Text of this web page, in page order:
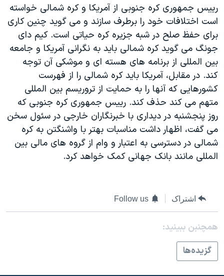
به
جستجو
گزیده‌ها
ویژه برنامه‌ها
ویدیوها
فرهنگ و زندگی
حقوق شهروندی
علم و فناوری
اسرائیل در جنگ
گالری عکس
عملیات خشم حماسی
۲۵۰سالگی آمریکا
بایگانی برنامه‌های تلویزیونی
مستندها
انتخابات ریاست جمهوری آمریکا ۲۰۲۴
حمله جمهوری اسلامی به اسرائیل
رمز مهسا
ورزش زنان در ایران
اعتراضات زن، زندگی، آزادی
دادگاه حمید نوری
چهل سال گروگان‌گیری
قانون شفافیت دارائی کادر رهبری ایران
اعتراضات مردمی آبان ۹۸
پخش رادیویی
یادگیری زبان انگلیسی
دنبال کنید
زبانهای مختلف
رييس جمهوری کره جنوبی از آمريکا و کره شمالی خواسته
است اختلافات خود را برطرف سازند و می گويد چنين کاری
برای حفظ صلح در شبه جزيره کره حياتی است. کيم دای
جونگ می گويد کره شمالی بايد به نگرانی آمريکا و جامعه
بين المللی از برنامه های هسته ای و موشکی آن توجه
کند. در مقابل، آمريکا بايد کره شمالی را از فهرست
کشورهايی که آنها را به حمايت از تروريسم بين المللی
متهم می کند حذف کند. رييس جمهوری کره جنوبی که
روز پنجشنبه در ديداری با خبرنگاران خارجی در سئول سخن
می گفت، اظهار داشت مناسبات بهتر با واشنگتن به کره
شمالی در دسترسی به اعتبار و وام از گروه های مالی بين
المللی مانند بانک جهانی کمک خواهد کرد.
اشتراک Follow us
همچنبن ببینید:
گزيده‌ها